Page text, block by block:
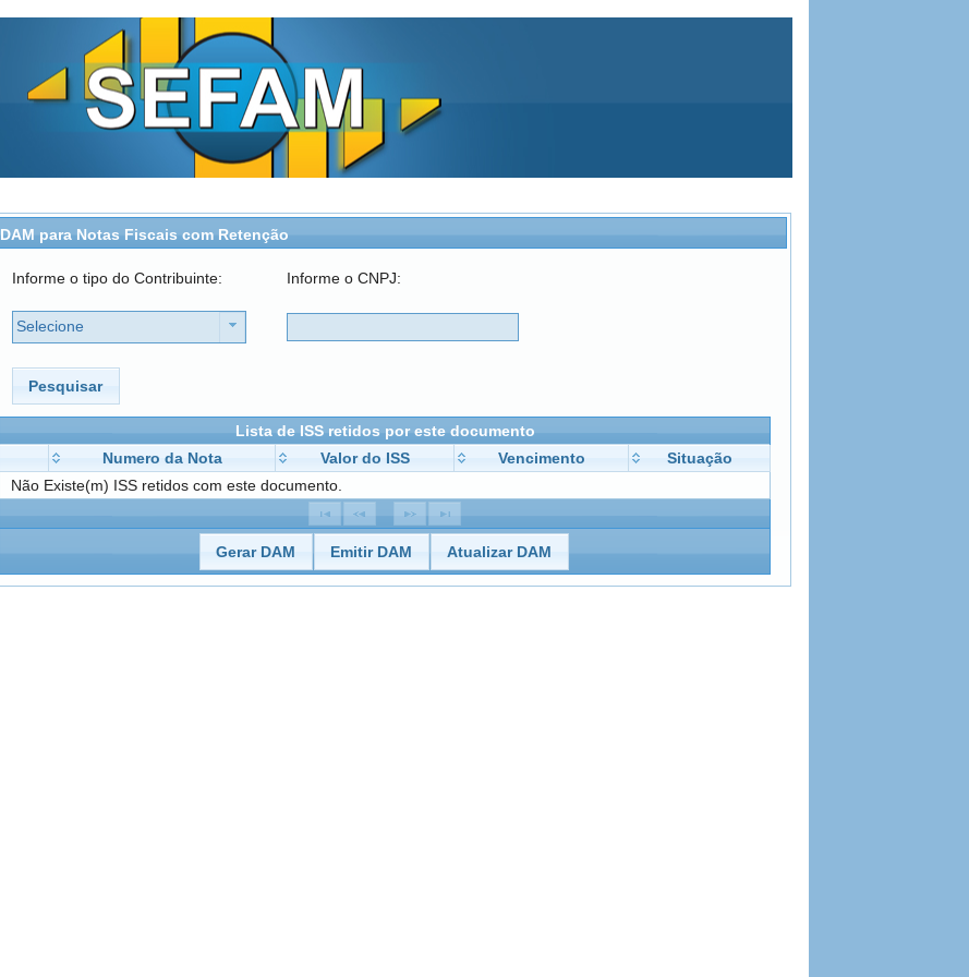
DAM para Notas Fiscais com Retenção
Informe o tipo do Contribuinte: Informe o CNPJ:
Selecione
Pesquisar
Lista de ISS retidos por este documento
Numero da Nota
Valor do ISS Vencimento Situação
Gerar DAM Emitir DAM Atualizar DAM
Não Existe(m) ISS retidos com este documento.